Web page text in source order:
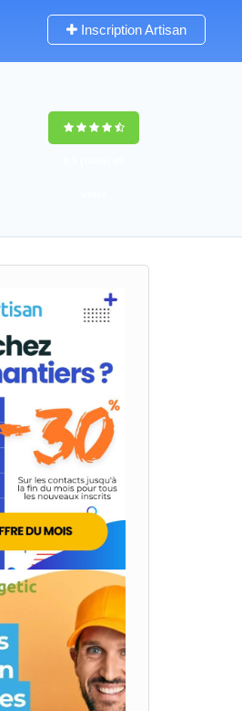
Inscription Artisan